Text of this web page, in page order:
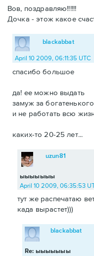
Вов, поздравляю!!!!!!
Дочка - этож какое
blackabbat
April 10 2009, 06:11:35 UTC
спасибо большое
да! ее можно выдать
замуж за
и не работать всю
каких-то 20-25 лет...
ыыыыыыы
uzun81
April 10 2009, 06:35:53
тут же распечатаю
када вырастет)))
Re: ыыыыыыы
blackabbat